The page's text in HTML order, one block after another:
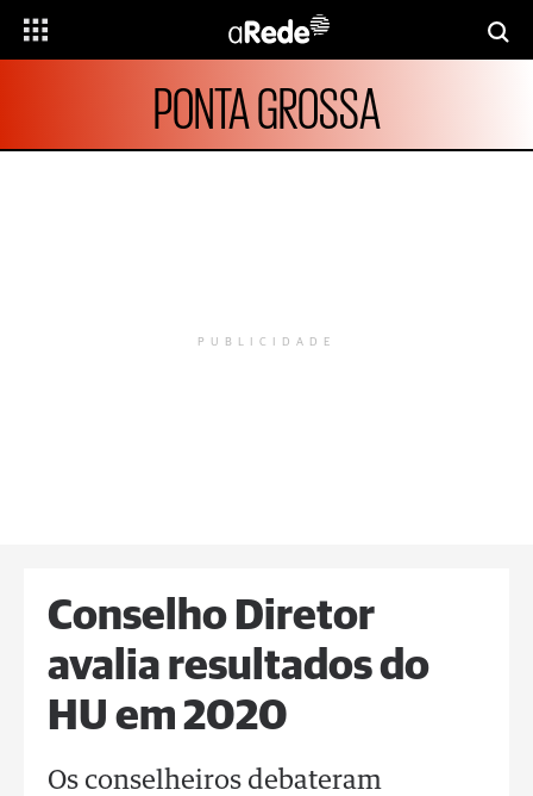
PONTA GROSSA
PUBLICIDADE
Conselho Diretor
avalia resultados do
HU em 2020
Os conselheiros debateram